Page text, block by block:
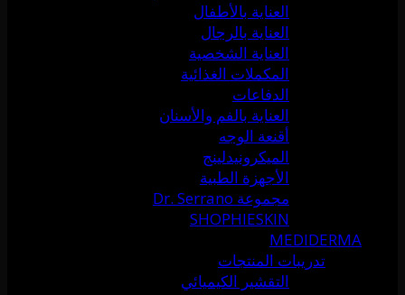
العناية بالأطفال
العناية بالرجال
العناية الشخصية
المكملات الغذائية
الدفاعات
العناية بالفم والأسنان
أقنعة الوجه
الميكرونيدلينج
الأجهزة الطبية
مجموعة Dr. Serrano
SHOPHIESKIN
MEDIDERMA
تدريبات المنتجات
التقشير الكيميائي